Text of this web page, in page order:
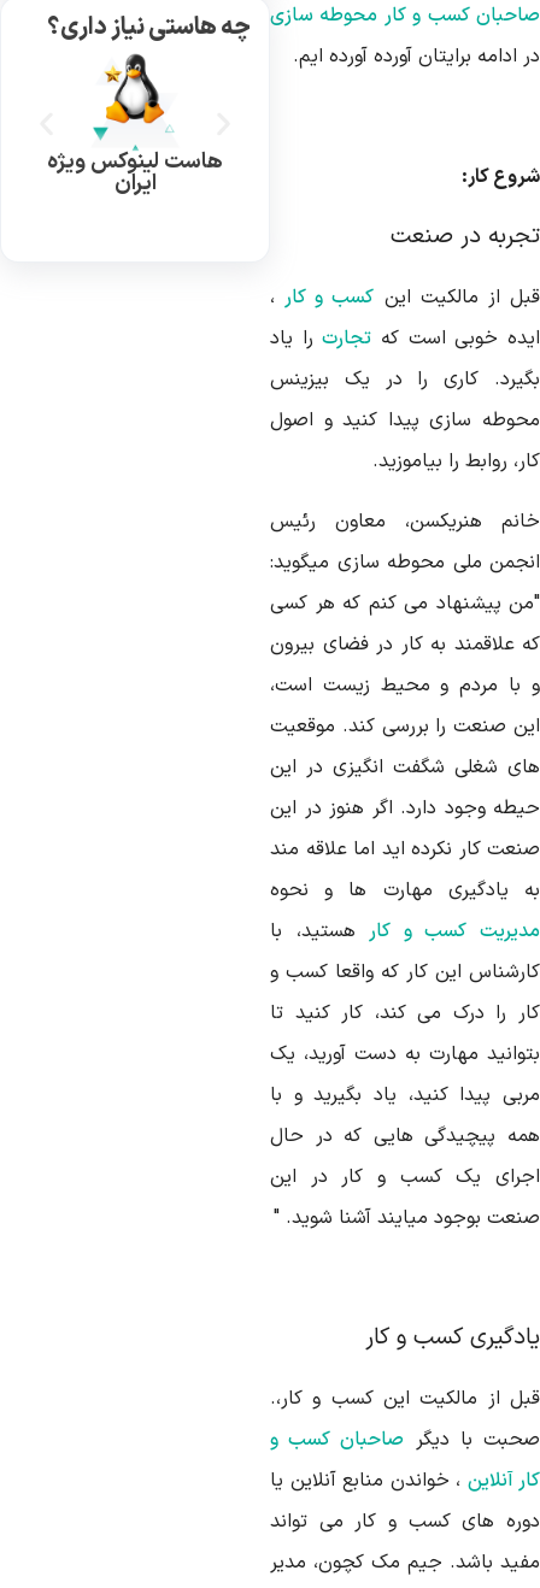
کسب و کار محوطه سازی
ادامه برایتان آورده آورده ایم.
کار:
در صنعت
از مالکیت این کسب و کار،
خوبی است که تجارترا یاد
کاری را در یک بیزینس
سازی پیدا کنید و اصول
روابط را بیاموزید.
هنریکسن، معاون رئیس
ملی محوطه سازی میگوید:
پیشنهاد می کنم که هر کسی
علاقمند به کار در فضای بیرون
با مردم و محیط زیست است،
صنعت را بررسی کند. موقعیت
شغلی شگفت انگیزی در این
وجود دارد. اگر هنوز در این
کار نکرده اید اما علاقه مند
یادگیری مهارت ها و نحوه
کسب و کارهستید، با
این کار که واقعا کسب و
را درک می کند، کار کنید تا
مهارت به دست آورید، یک
پیدا کنید، یاد بگیرید و با
پیچیدگی هایی که در حال
یک کسب و کار در این
بوجود میایند آشنا شوید. "
کسب و کار
از مالکیت این کسب و کار،.
با دیگر صاحبان کسب و
آنلاین، خواندن منابع آنلاین یا
های کسب و کار می تواند
باشد. جیم مک کچون، مدیر
چه هاستی نیاز داری؟
هاست لینوکس ویژه
ایران